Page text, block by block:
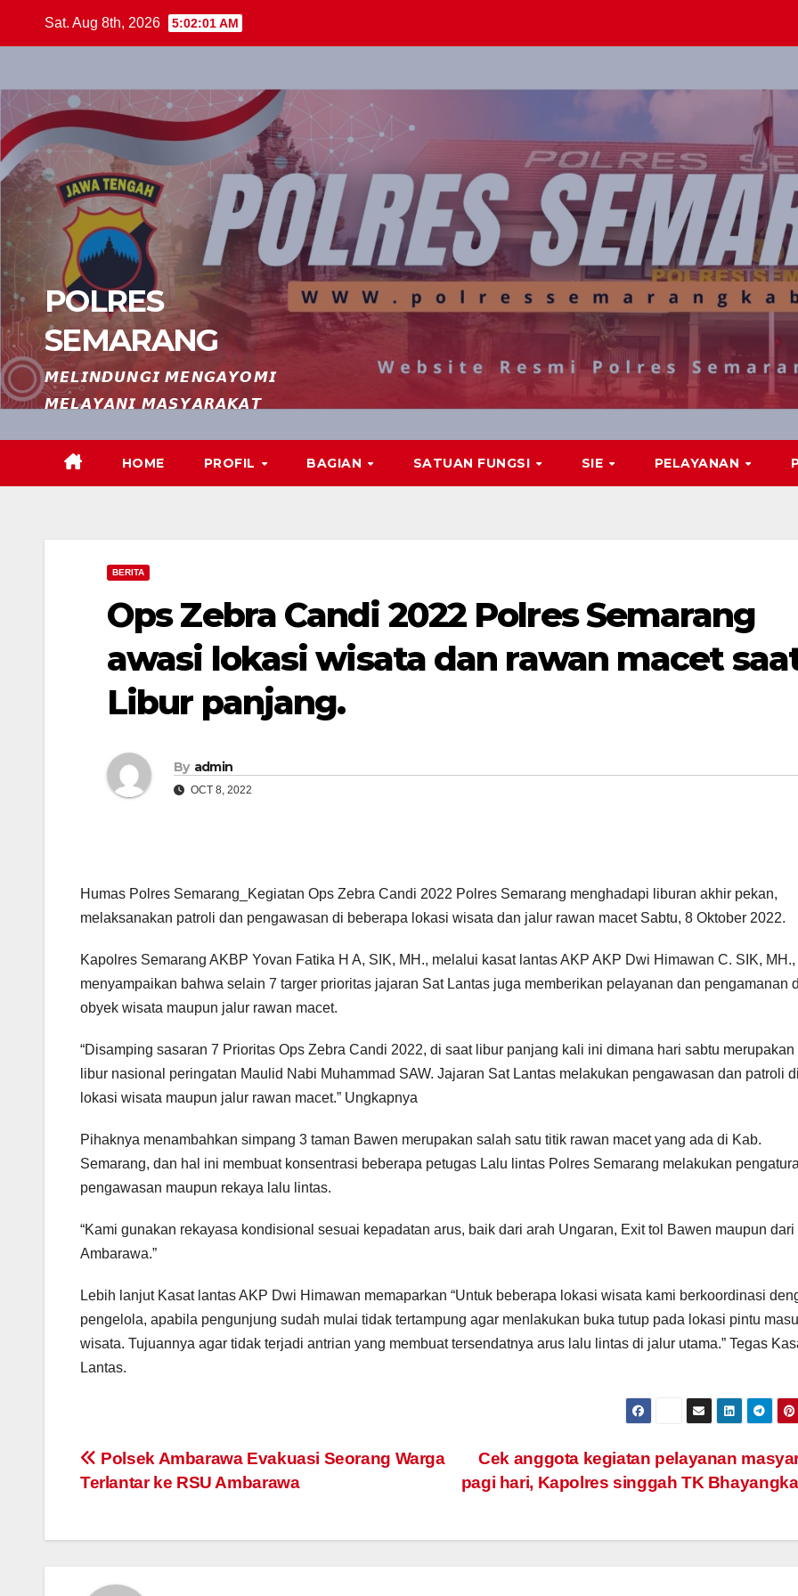
Sat. Aug 8th, 2026 5:02:02 AM
POLRES
SEMARANG
𝙈𝙀𝙇𝙄𝙉𝘿𝙐𝙉𝙂𝙄 𝙈𝙀𝙉𝙂𝘼𝙔𝙊𝙈𝙄
𝙈𝙀𝙇𝘼𝙔𝘼𝙉𝙄 𝙈𝘼𝙎𝙔𝘼𝙍𝘼𝙆𝘼𝙏
HOME PROFIL BAGIAN SATUAN FUNGSI SIE PELAYANAN
BERITA
Ops Zebra Candi 2022 Polres Semarang
awasi lokasi wisata dan rawan macet
Libur panjang.
By admin
OCT 8, 2022
Humas Polres Semarang_Kegiatan Ops Zebra Candi 2022 Polres Semarang menghadapi liburan akhir pekan,
melaksanakan patroli dan pengawasan di beberapa lokasi wisata dan jalur rawan macet Sabtu, 8 Oktober 2022.
Kapolres Semarang AKBP Yovan Fatika H A, SIK, MH., melalui kasat lantas AKP AKP Dwi Himawan C. SIK, MH.,
menyampaikan bahwa selain 7 targer prioritas jajaran Sat Lantas juga memberikan pelayanan dan pengamanan
obyek wisata maupun jalur rawan macet.
“Disamping sasaran 7 Prioritas Ops Zebra Candi 2022, di saat libur panjang kali ini dimana hari sabtu merupakan
libur nasional peringatan Maulid Nabi Muhammad SAW. Jajaran Sat Lantas melakukan pengawasan dan patroli di
lokasi wisata maupun jalur rawan macet.” Ungkapnya
Pihaknya menambahkan simpang 3 taman Bawen merupakan salah satu titik rawan macet yang ada di Kab.
Semarang, dan hal ini membuat konsentrasi beberapa petugas Lalu lintas Polres Semarang melakukan
pengawasan maupun rekaya lalu lintas.
“Kami gunakan rekayasa kondisional sesuai kepadatan arus, baik dari arah Ungaran, Exit tol Bawen maupun dari
Ambarawa.”
Lebih lanjut Kasat lantas AKP Dwi Himawan memaparkan “Untuk beberapa lokasi wisata kami berkoordinasi
pengelola, apabila pengunjung sudah mulai tidak tertampung agar menlakukan buka tutup pada lokasi pintu
wisata. Tujuannya agar tidak terjadi antrian yang membuat tersendatnya arus lalu lintas di jalur utama.” Tegas
Lantas.
Post
Cek anggota kegiatan pelayanan
pagi hari, Kapolres singgah TK
Polsek Ambarawa Evakuasi Seorang Warga
Terlantar ke RSU Ambarawa